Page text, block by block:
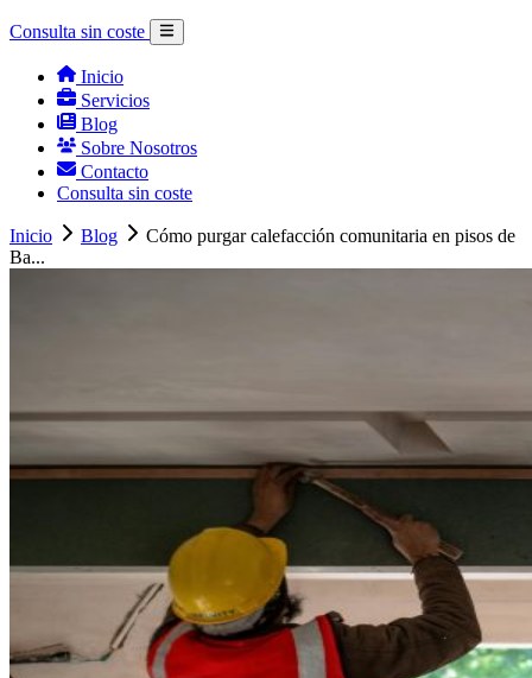
Consulta sin coste
Inicio
Servicios
Blog
Sobre Nosotros
Contacto
Consulta sin coste
Inicio Blog
Cómo purgar calefacción comunitaria en pisos de
Ba...